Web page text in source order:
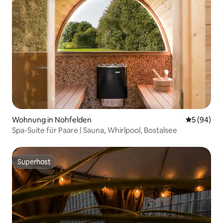
Wohnung in Nohfelden
5 (94)
Spa-Suite für Paare | Sauna, Whirlpool, Bostalsee
Superhost
Superhost